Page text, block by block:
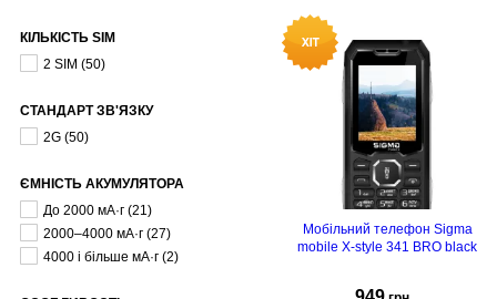
КІЛЬКІСТЬ SIM
2 SIM (50)
СТАНДАРТ ЗВ'ЯЗКУ
2G (50)
ЄМНІСТЬ АКУМУЛЯТОРА
До 2000 мА·г (21)
2000–4000 мА·г (27)
4000 і більше мА·г (2)
Мобільний телефон Sigma
mobile X-style 341 BRO black